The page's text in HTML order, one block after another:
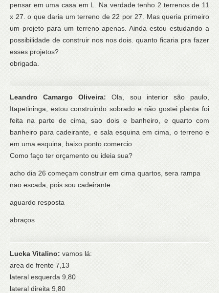
pensar em uma casa em L. Na verdade tenho 2 terrenos de 11
x 27. o que daria um terreno de 22 por 27. Mas queria primeiro
um projeto para um terreno apenas. Ainda estou estudando a
possibilidade de construir nos nos dois. quanto ficaria pra fazer
esses projetos?
obrigada.
Leandro Camargo Oliveira:Ola, sou interior são paulo,
Itapetininga, estou construindo sobrado e não gostei planta foi
feita na parte de cima, sao dois e banheiro, e quarto com
banheiro para cadeirante, e sala esquina em cima, o terreno e
em uma esquina, baixo ponto comercio.
Como faço ter orçamento ou ideia sua?
acho dia 26 começam construir em cima quartos, sera rampa
nao escada, pois sou cadeirante.
aguardo resposta
abraços
Lucka Vitalino: vamos lá:
area de frente 7,13
lateral esquerda 9,80
lateral direita 9,80